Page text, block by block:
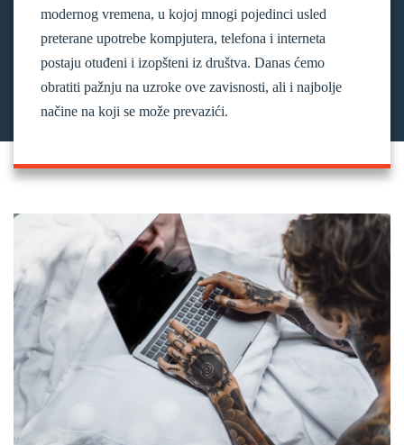
modernog vremena, u kojoj mnogi pojedinci usled
preterane upotrebe kompjutera, telefona i interneta
postaju otuđeni i izopšteni iz društva. Danas ćemo
obratiti pažnju na uzroke ove zavisnosti, ali i najbolje
načine na koji se može prevazići.